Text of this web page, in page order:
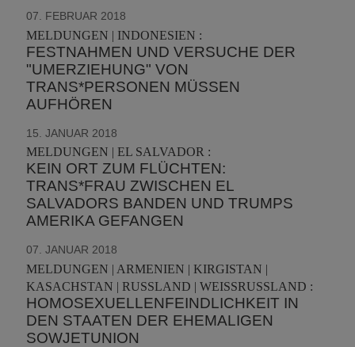
07. FEBRUAR 2018
MELDUNGEN | INDONESIEN :
FESTNAHMEN UND VERSUCHE DER
"UMERZIEHUNG" VON
TRANS*PERSONEN MÜSSEN
AUFHÖREN
15. JANUAR 2018
MELDUNGEN | EL SALVADOR :
KEIN ORT ZUM FLÜCHTEN:
TRANS*FRAU ZWISCHEN EL
SALVADORS BANDEN UND TRUMPS
AMERIKA GEFANGEN
07. JANUAR 2018
MELDUNGEN | ARMENIEN | KIRGISTAN |
KASACHSTAN | RUSSLAND | WEISSRUSSLAND :
HOMOSEXUELLENFEINDLICHKEIT IN
DEN STAATEN DER EHEMALIGEN
SOWJETUNION